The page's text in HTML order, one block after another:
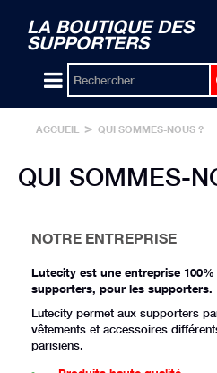
LA BOUTIQUE DES
SUPPORTERS
ACCUEIL > QUI SOMMES-NOUS ?
QUI SOMMES-
NOTRE ENTREPRISE
Lutecity est une entreprise
supporters, pour les supporters.
Lutecity permet aux supporters
vêtements et accessoires
parisiens.